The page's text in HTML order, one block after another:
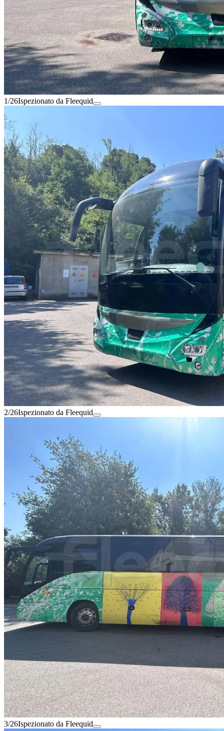
1/26Ispezionato da Fleequid
2/26Ispezionato da Fleequid
3/26Ispezionato da Fleequid